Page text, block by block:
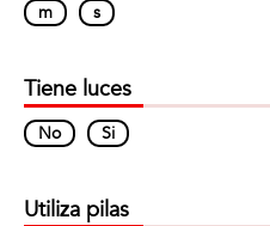
m s
Tiene luces
No Si
Utiliza pilas